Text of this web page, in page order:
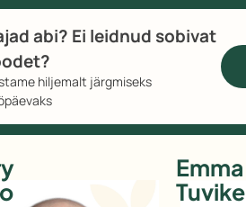
abi? Ei leidnud sobivat
hiljemalt järgmiseks
Emma
Tuvike